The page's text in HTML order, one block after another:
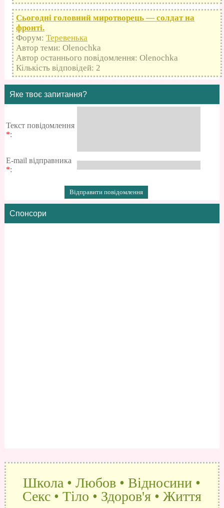
Сьогодні головний миротворець — солдат на
фронті.
Форум: Теревенька
Автор теми: Olenochka
Автор останнього повідомлення: Olenochka
Кількість відповідей: 2
Яке твоє запитання?
Текст повідомлення
*:
E-mail відправника
*:
Спонсори
Школа • Любов • Відносини •
Секс • Тіло • Здоров'я • Життя